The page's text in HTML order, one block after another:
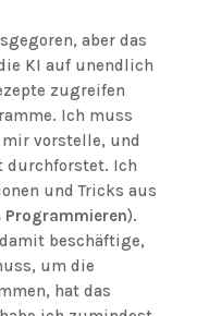
aber das
KI auf unendlich
zugreifen
Ich muss
vorstelle, und
durchforstet. Ich
und Tricks aus
Programmieren).
beschäftige,
um die
hat das